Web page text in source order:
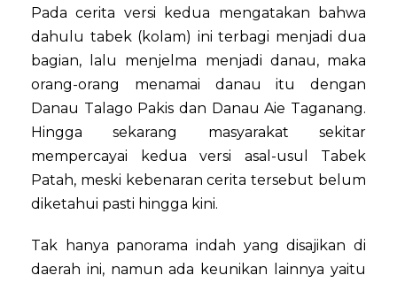
Pada cerita versi kedua mengatakan bahwa
dahulu tabek (kolam) ini terbagi menjadi dua
bagian, lalu menjelma menjadi danau, maka
orang-orang menamai danau itu dengan
Danau Talago Pakis dan Danau Aie Taganang.
Hingga sekarang masyarakat sekitar
mempercayai kedua versi asal-usul Tabek
Patah, meski kebenaran cerita tersebut belum
diketahui pasti hingga kini.
Tak hanya panorama indah yang disajikan di
daerah ini, namun ada keunikan lainnya yaitu